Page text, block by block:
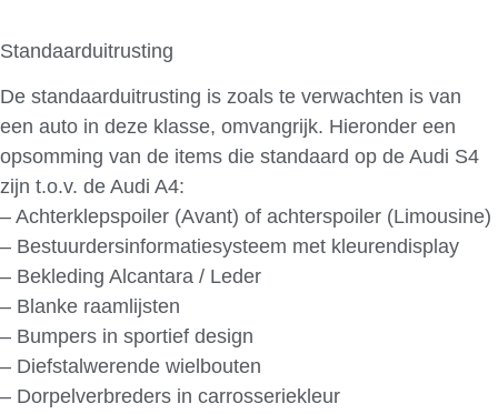
Standaarduitrusting
De standaarduitrusting is zoals te verwachten is van
een auto in deze klasse, omvangrijk. Hieronder een
opsomming van de items die standaard op de Audi S4
zijn t.o.v. de Audi A4:
– Achterklepspoiler (Avant) of achterspoiler (Limousine)
– Bestuurdersinformatiesysteem met kleurendisplay
– Bekleding Alcantara / Leder
– Blanke raamlijsten
– Bumpers in sportief design
– Diefstalwerende wielbouten
– Dorpelverbreders in carrosseriekleur